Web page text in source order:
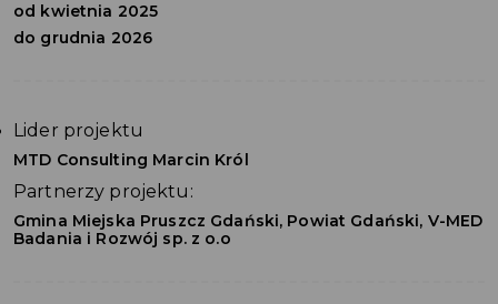
od kwietnia 2025
do grudnia 2026
Lider projektu
MTD Consulting Marcin Król
Partnerzy projektu:
Gmina Miejska Pruszcz Gdański, Powiat Gdański, V-MED
Badania i Rozwój sp. z o.o